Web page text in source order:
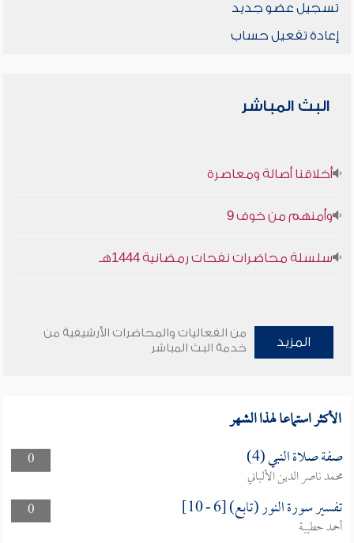
تسجيل عضو جديد
إعادة تفعيل حساب
البث المباشر
أخلاقنا أصالة ومعاصرة
وأمنهم من خوف 9
سلسلة محاضرات نفحات رمضانية 1444هـ
المزيد
من الفعاليات والمحاضرات الأرشيفية من
خدمة البث المباشر
الأكثر استماعا لهذا الشهر
0 صفة صلاة النبي (4)
محمد ناصر الدين الألباني
0
تفسير سورة النور (تابع) [6 - 10]
أحمد حطيبة